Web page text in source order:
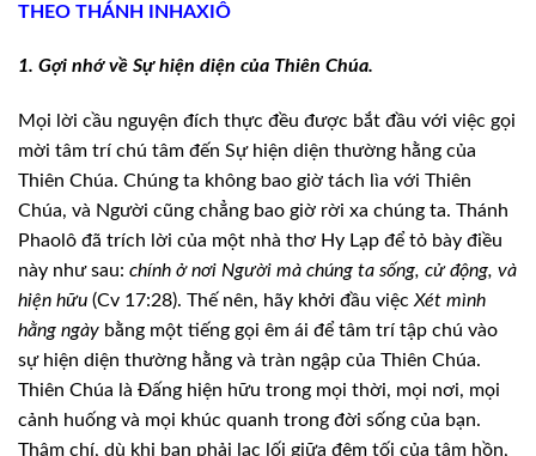
THEO THÁNH INHAXIÔ
1. Gợi nhớ về Sự hiện diện của Thiên Chúa.
Mọi lời cầu nguyện đích thực đều được bắt đầu với việc gọi
mời tâm trí chú tâm đến Sự hiện diện thường hằng của
Thiên Chúa. Chúng ta không bao giờ tách lìa với Thiên
Chúa, và Người cũng chẳng bao giờ rời xa chúng ta. Thánh
Phaolô đã trích lời của một nhà thơ Hy Lạp để tỏ bày điều
này như sau: chính ở nơi Người mà chúng ta sống, cử động, và
hiện hữu (Cv 17:28). Thế nên, hãy khởi đầu việc Xét mình
hằng ngày bằng một tiếng gọi êm ái để tâm trí tập chú vào
sự hiện diện thường hằng và tràn ngập của Thiên Chúa.
Thiên Chúa là Đấng hiện hữu trong mọi thời, mọi nơi, mọi
cảnh huống và mọi khúc quanh trong đời sống của bạn.
Thậm chí, dù khi bạn phải lạc lối giữa đêm tối của tâm hồn,